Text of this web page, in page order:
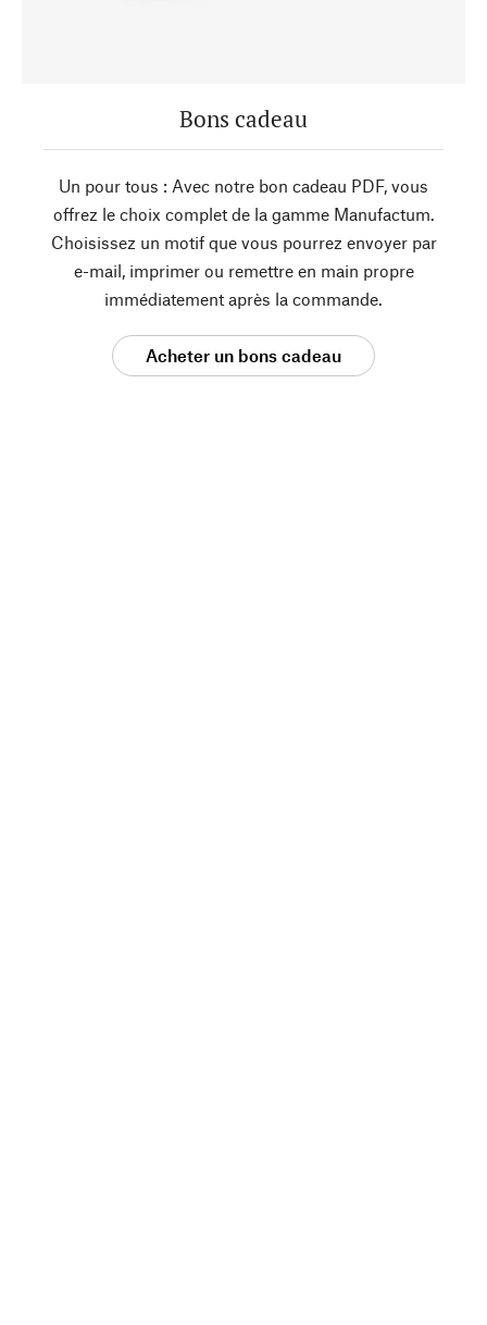
Bons cadeau
Un pour tous : Avec notre bon cadeau PDF, vous
offrez le choix complet de la gamme Manufactum.
Choisissez un motif que vous pourrez envoyer par
e-mail, imprimer ou remettre en main propre
immédiatement après la commande.
Acheter un bons cadeau